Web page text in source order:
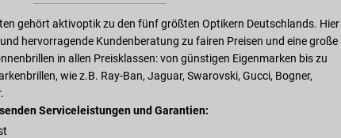
gehört aktivoptik zu den fünf größten Optikern Deutschlands. Hier
hervorragende Kundenberatung zu fairen Preisen und eine große
in allen Preisklassen: von günstigen Eigenmarken bis zu
wie z.B. Ray-Ban, Jaguar, Swarovski, Gucci, Bogner,
Serviceleistungen und Garantien: